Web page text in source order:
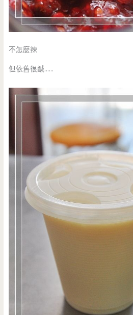
不怎麼辣
但依舊很鹹……